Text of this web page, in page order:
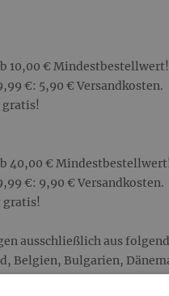
10,00 € Mindestbestellwert!
€: 5,90 € Versandkosten.
gratis!
40,00 € Mindestbestellwert!
€: 9,90 € Versandkosten.
gratis!
ausschließlich aus
Belgien, Bulgarien,
Irland, Italien,